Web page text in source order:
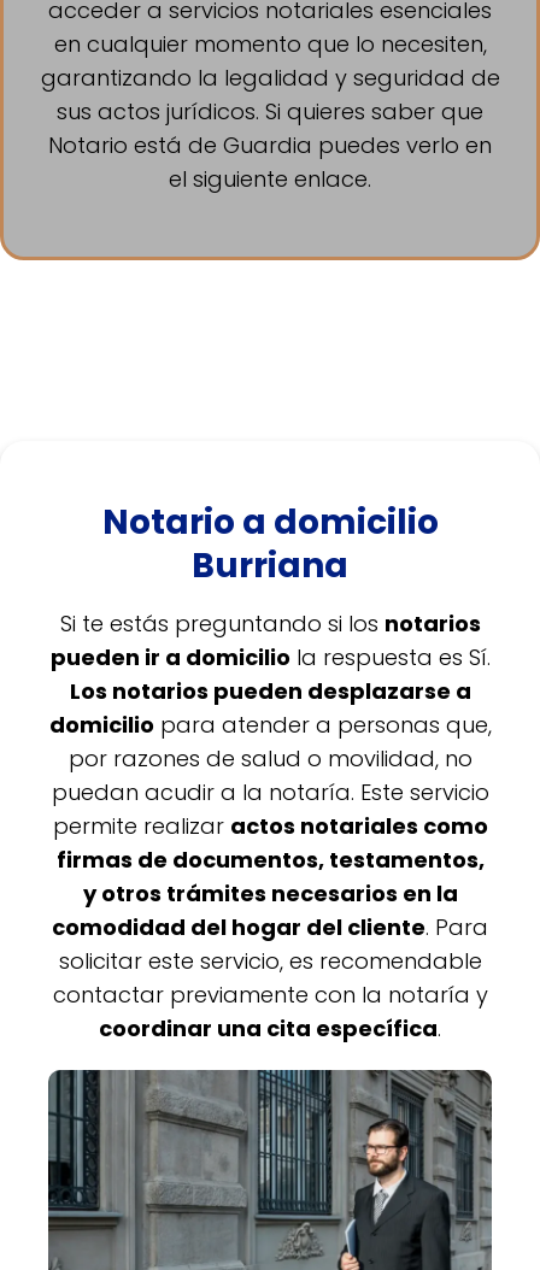
acceder a servicios notariales esenciales
en cualquier momento que lo necesiten,
garantizando la legalidad y seguridad de
sus actos jurídicos. Si quieres saber que
Notario está de Guardia puedes verlo en
el siguiente enlace.
Notario a domicilio
Burriana
Si te estás preguntando si los notarios
pueden ir a domicilio la respuesta es Sí.
Los notarios pueden desplazarse a
domicilio para atender a personas que,
por razones de salud o movilidad, no
puedan acudir a la notaría. Este servicio
permite realizar actos notariales como
firmas de documentos, testamentos,
y otros trámites necesarios en la
comodidad del hogar del cliente. Para
solicitar este servicio, es recomendable
contactar previamente con la notaría y
coordinar una cita específica.